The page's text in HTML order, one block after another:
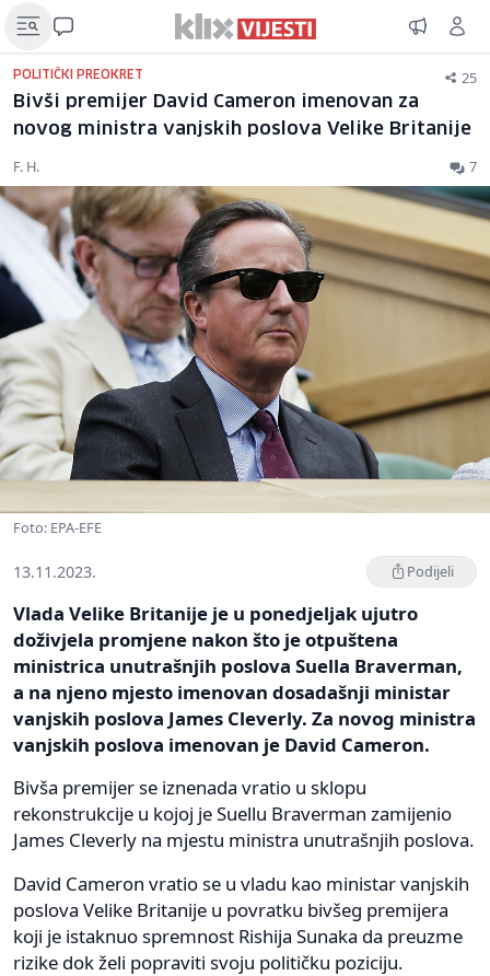
POLITIČKI PREOKRET 25
Bivši premijer David Cameron imenovan za
novog ministra vanjskih poslova Velike Britanije
F. H. 7
Foto: EPA-EFE
13.11.2023. Podijeli
Vlada Velike Britanije je u ponedjeljak ujutro
doživjela promjene nakon što je otpuštena
ministrica unutrašnjih poslova Suella Braverman,
a na njeno mjesto imenovan dosadašnji ministar
vanjskih poslova James Cleverly. Za novog ministra
vanjskih poslova imenovan je David Cameron.
Bivša premijer se iznenada vratio u sklopu
rekonstrukcije u kojoj je Suellu Braverman zamijenio
James Cleverly na mjestu ministra unutrašnjih poslova.
David Cameron vratio se u vladu kao ministar vanjskih
poslova Velike Britanije u povratku bivšeg premijera
koji je istaknuo spremnost Rishija Sunaka da preuzme
rizike dok želi popraviti svoju političku poziciju.